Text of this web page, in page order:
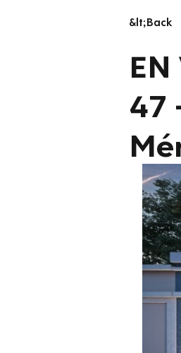
&lt;Back
47